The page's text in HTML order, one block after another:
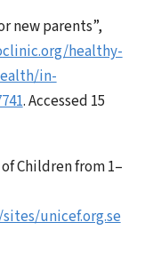
new parents”,
healthy-
in-
. Accessed 15
Children from 1–
unicef.org.se